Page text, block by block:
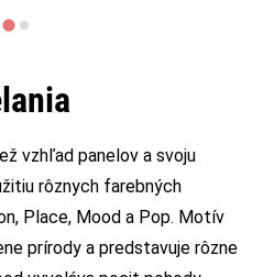
vzhľad panelov a svoju
rôznych farebných
Place, Mood a Pop. Motív
prírody a predstavuje rôzne